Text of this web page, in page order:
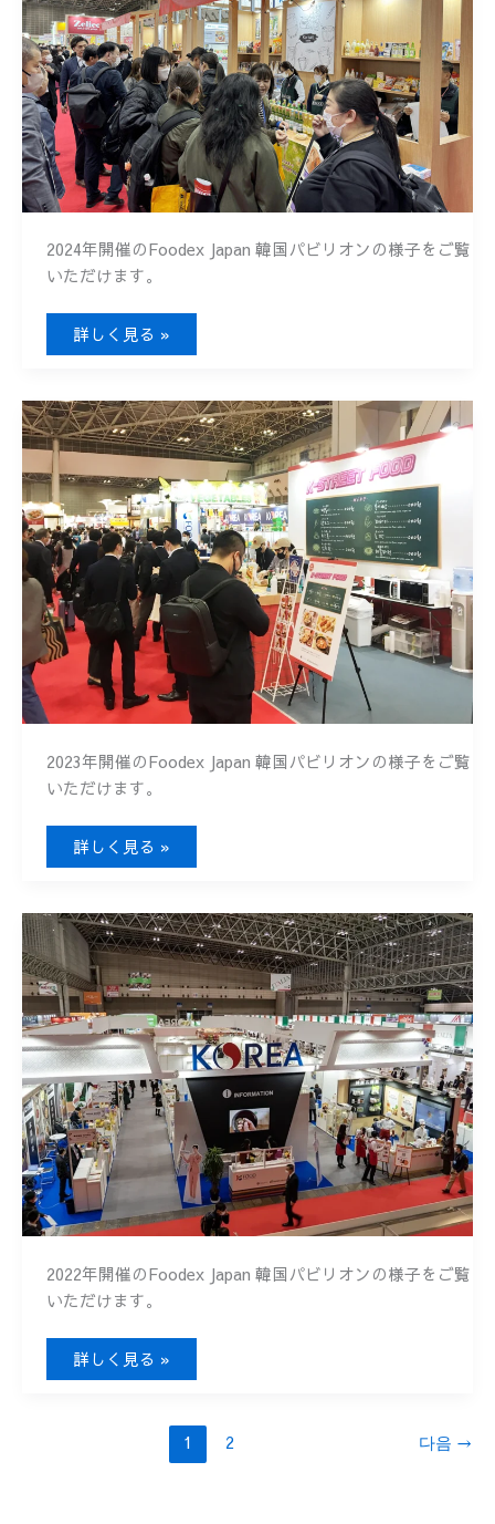
2024年開催のFoodex Japan 韓国パビリオンの様子をご覧
いただけます。
FOODEX
JAPAN
詳しく見る »
2023年開催のFoodex Japan 韓国パビリオンの様子をご覧
いただけます。
FOODEX
JAPAN
詳しく見る »
2022年開催のFoodex Japan 韓国パビリオンの様子をご覧
いただけます。
FOODEX
JAPAN
詳しく見る »
1 2 다음 →